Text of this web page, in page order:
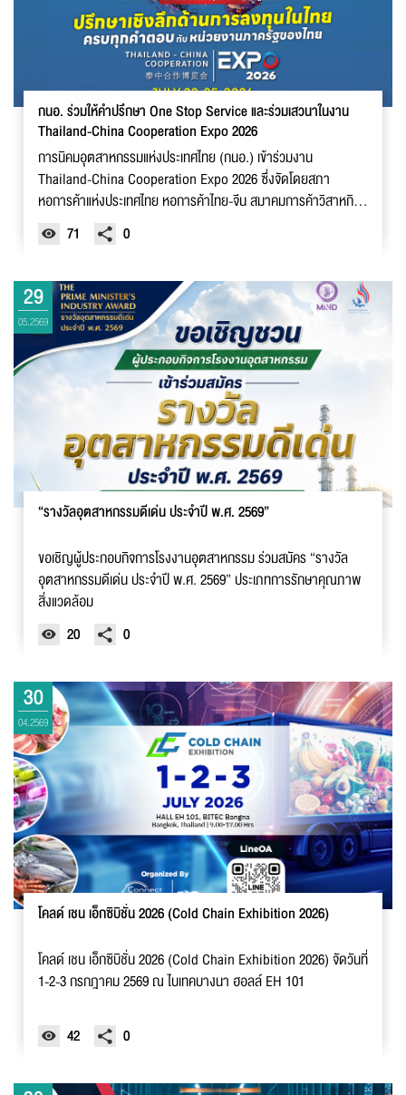
กนอ. ร่วมให้คำปรึกษา One Stop Service และร่วมเสวนาในงาน
Thailand-China Cooperation Expo 2026
การนิคมอุตสาหกรรมแห่งประเทศไทย (กนอ.) เข้าร่วมงาน
Thailand-China Cooperation Expo 2026 ซึ่งจัดโดยสภา
หอการค้าแห่งประเทศไทย หอการค้าไทย-จีน สมาคมการค้าวิสาหกิจ
จีนในไทย และบริษัท อิมแพ็ค เอ็กซิบิชั่น จำกัด ณ อาคารชาเลนเจอร์
อิมแพ็ค เมืองทองธานี โดยร่วมให้บริการข้อมูลด้านการลงทุนและการ
การส่งเสริมและอำนวยความสะดวกในการลงทุนจากต่างชาติ เพื่อ
สร้างความเชื่อมั่นและขยายโอกาสทางธุรกิจในประเทศไทย
71 0
29
05.2569
“รางวัลอุตสาหกรรมดีเด่น ประจำปี พ.ศ. 2569”
ขอเชิญผู้ประกอบกิจการโรงงานอุตสาหกรรม ร่วมสมัคร “รางวัล
อุตสาหกรรมดีเด่น ประจำปี พ.ศ. 2569” ประเภทการรักษาคุณภาพ
สิ่งแวดล้อม
20
0
30
04.2569
โคลด์ เชน เอ็กซิบิชั่น 2026 (Cold Chain Exhibition 2026)
โคลด์ เชน เอ็กซิบิชั่น 2026 (Cold Chain Exhibition 2026) จัดวันที่
1-2-3 กรกฎาคม 2569 ณ ไบเทคบางนา ฮอลล์ EH 101
42 0